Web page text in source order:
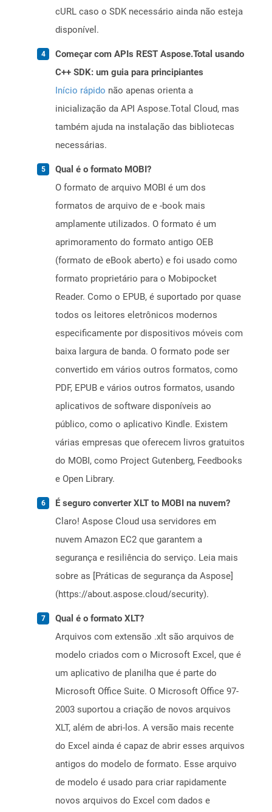
cURL caso o SDK necessário ainda não esteja
disponível.
Começar com APIs REST Aspose.Total usando
C++ SDK: um guia para principiantes
Início rápido não apenas orienta a
inicialização da API Aspose.Total Cloud, mas
também ajuda na instalação das bibliotecas
necessárias.
Qual é o formato MOBI?
O formato de arquivo MOBI é um dos
formatos de arquivo de e -book mais
amplamente utilizados. O formato é um
aprimoramento do formato antigo OEB
(formato de eBook aberto) e foi usado como
formato proprietário para o Mobipocket
Reader. Como o EPUB, é suportado por quase
todos os leitores eletrônicos modernos
especificamente por dispositivos móveis com
baixa largura de banda. O formato pode ser
convertido em vários outros formatos, como
PDF, EPUB e vários outros formatos, usando
aplicativos de software disponíveis ao
público, como o aplicativo Kindle. Existem
várias empresas que oferecem livros gratuitos
do MOBI, como Project Gutenberg, Feedbooks
e Open Library.
É seguro converter XLT to MOBI na nuvem?
Claro! Aspose Cloud usa servidores em
nuvem Amazon EC2 que garantem a
segurança e resiliência do serviço. Leia mais
sobre as [Práticas de segurança da Aspose]
(https://about.aspose.cloud/security).
Qual é o formato XLT?
Arquivos com extensão .xlt são arquivos de
modelo criados com o Microsoft Excel, que é
um aplicativo de planilha que é parte do
Microsoft Office Suite. O Microsoft Office 97-
2003 suportou a criação de novos arquivos
XLT, além de abri-los. A versão mais recente
do Excel ainda é capaz de abrir esses arquivos
antigos do modelo de formato. Esse arquivo
de modelo é usado para criar rapidamente
novos arquivos do Excel com dados e